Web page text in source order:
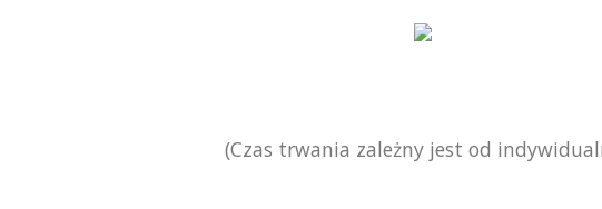
(Czas trwania zależny jest od